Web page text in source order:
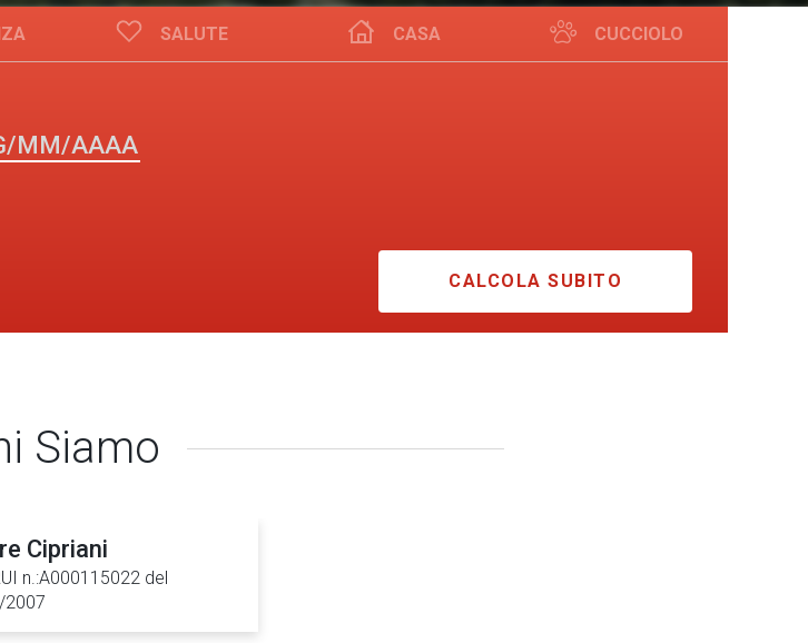
SALUTE CASA CUCCIOLO
CALCOLA SUBITO
Siamo
Cipriani
n.:A000115022 del